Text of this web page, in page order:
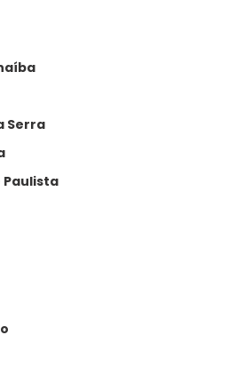
Serra
Paulista